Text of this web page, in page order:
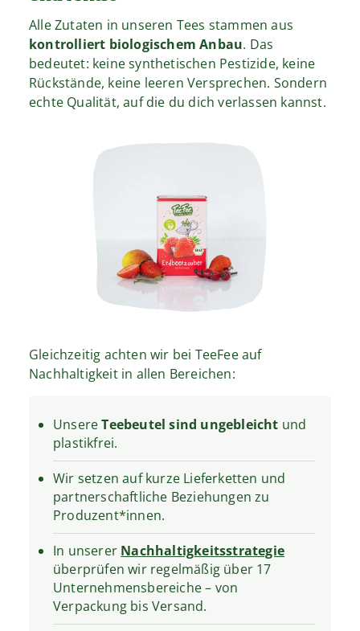
Alle Zutaten in unseren Tees stammen aus
kontrolliert biologischem Anbau. Das
bedeutet: keine synthetischen Pestizide, keine
Rückstände, keine leeren Versprechen. Sondern
echte Qualität, auf die du dich verlassen kannst.
Gleichzeitig achten wir bei TeeFee auf
Nachhaltigkeit in allen Bereichen:
UnsereTeebeutel sind ungebleicht und
plastikfrei.
Wir setzen auf kurze Lieferketten und
partnerschaftliche Beziehungen zu
Produzent*innen.
In unserer Nachhaltigkeitsstrategie
überprüfen wir regelmäßig über 17
Unternehmensbereiche – von
Verpackung bis Versand.